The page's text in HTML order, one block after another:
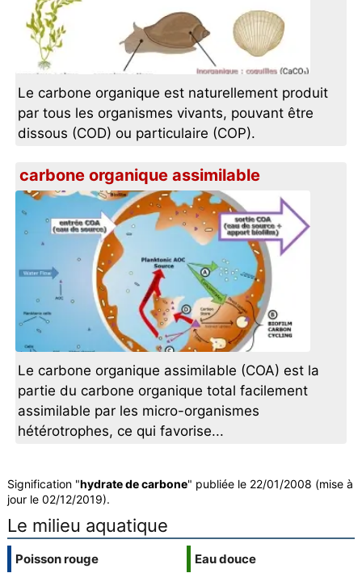
Le carbone organique est naturellement produit
par tous les organismes vivants, pouvant être
dissous (COD) ou particulaire (COP).
carbone organique assimilable
Le carbone organique assimilable (COA) est la
partie du carbone organique total facilement
assimilable par les micro-organismes
hétérotrophes, ce qui favorise...
Signification "hydrate de carbone" publiée le 22/01/2008 (mise à
jour le 02/12/2019).
Le milieu aquatique
Poisson rouge
Eau douce